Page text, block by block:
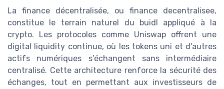
La finance décentralisée, ou finance decentralisee,
constitue le terrain naturel du buidl appliqué à la
crypto. Les protocoles comme Uniswap offrent une
digital liquidity continue, où les tokens uni et d’autres
actifs numériques s’échangent sans intermédiaire
centralisé. Cette architecture renforce la sécurité des
échanges, tout en permettant aux investisseurs de